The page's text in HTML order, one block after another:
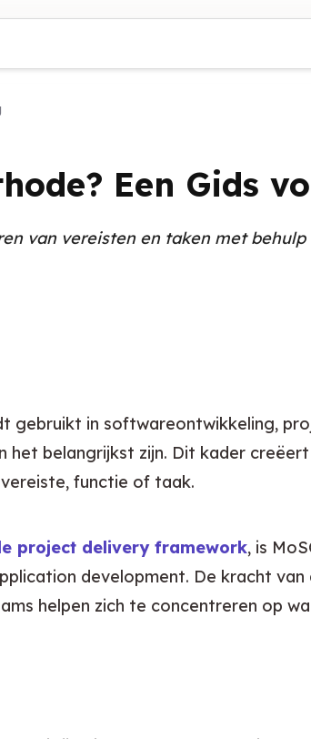
Een Gids
van vereisten en taken met
gebruikt in softwareontwikkeling,
belangrijkst zijn. Dit kader
functie of taak.
project delivery framework, is
development. De kracht
helpen zich te concentreren op